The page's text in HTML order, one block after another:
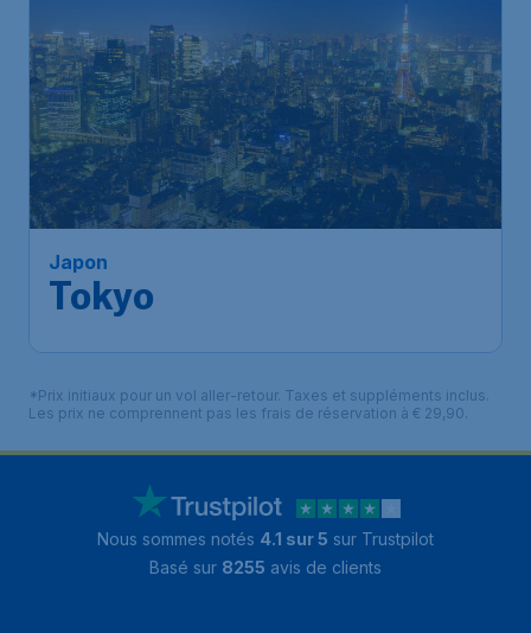
Japon
Tokyo
€598*
à partir de
Bruxelles-National
Tokyo
de Narita
Trouvé il y a 1h
*Prix initiaux pour un vol aller-retour. Taxes et suppléments inclus.
Les prix ne comprennent pas les frais de réservation à € 29,90.
Nous sommes notés 4.1 sur 5 sur Trustpilot
Basé sur 8255 avis de clients